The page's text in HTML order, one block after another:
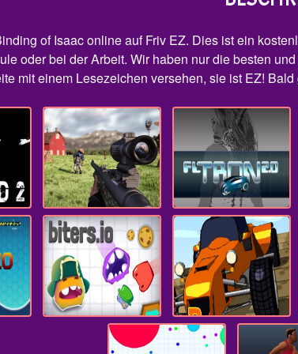
of Isaac online auf Friv EZ. Dies ist ein
oder bei der Arbeit. Wir haben nur die besten
mit einem Lesezeichen versehen, sie ist EZ!